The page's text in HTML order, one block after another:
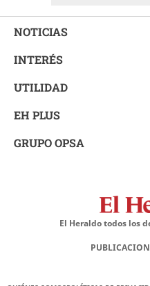
NOTICIAS
INTERÉS
UTILIDAD
EH PLUS
GRUPO OPSA
El Heraldo todos los